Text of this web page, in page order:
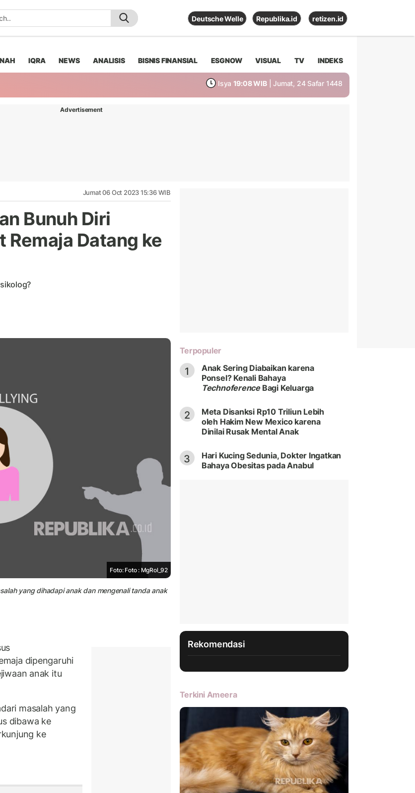
Deutsche Welle Republika.id retizen.id
IQRA NEWS ANALISIS BISNIS FINANSIAL ESGNOW VISUAL TV INDEKS
Isya 19:08 WIB | Jumat, 24 Safar 1448
Advertisement
Jumat 06 Oct 2023 15:36 WIB
Bunuh Diri
Remaja Datang ke
Foto: Foto : MgRol_92
yang dihadapi anak dan mengenali tanda anak
dipengaruhi
anak itu
masalah yang
dibawa ke
ke
Terpopuler
1
Anak Sering Diabaikan karena
Ponsel? Kenali Bahaya
TechnoferenceBagi Keluarga
2
Meta Disanksi Rp10 Triliun Lebih
oleh Hakim New Mexico karena
Dinilai Rusak Mental Anak
3
Hari Kucing Sedunia, Dokter Ingatkan
Bahaya Obesitas pada Anabul
Rekomendasi
Terkini Ameera